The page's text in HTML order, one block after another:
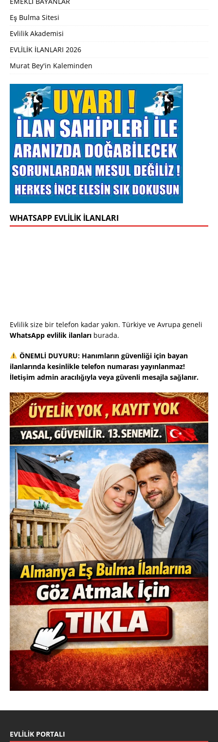
Eş Bulma Sitesi
Evlilik Akademisi
EVLİLİK İLANLARI 2026
Murat Bey'in Kaleminden
WHATSAPP EVLILIK İLANLARI
Evlilik size bir telefon kadar yakın. Türkiye ve Avrupa geneli
WhatsApp evlilik ilanları burada.
ÖNEMLİ DUYURU: Hanımların güvenliği için bayan
ilanlarında kesinlikle telefon numarası yayınlanmaz!
İletişim admin aracılığıyla veya güvenli mesajla sağlanır.
EVLILIK PORTALI